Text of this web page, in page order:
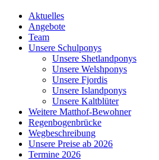
Aktuelles
Angebote
Team
Unsere Schulponys
Unsere Shetlandponys
Unsere Welshponys
Unsere Fjordis
Unsere Islandponys
Unsere Kaltblüter
Weitere Matthof-Bewohner
Regenbogenbrücke
Wegbeschreibung
Unsere Preise ab 2026
Termine 2026